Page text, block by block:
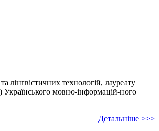
та лінгвістичних технологій, лауреату
мовно-інформацій-ного
Детальніше >>>